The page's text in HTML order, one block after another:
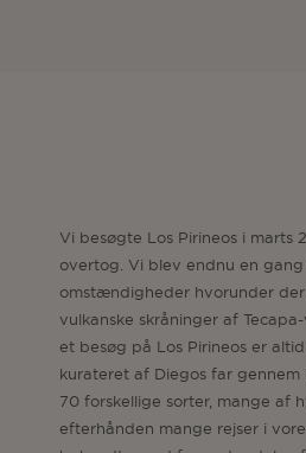
Vi besøgte Los Pirineos i marts
overtog. Vi blev endnu en
omstændigheder hvorunder
vulkanske skråninger af
et besøg på Los Pirineos er
kurateret af Diegos far
70 forskellige sorter, mange af
efterhånden mange rejser i